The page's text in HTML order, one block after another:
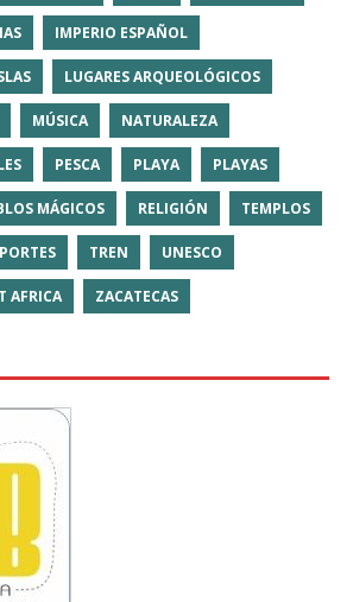
IMPERIO ESPAÑOL
LUGARES ARQUEOLÓGICOS
MÚSICA NATURALEZA
PESCA PLAYA PLAYAS
MÁGICOS RELIGIÓN TEMPLOS
TREN UNESCO
AFRICA ZACATECAS